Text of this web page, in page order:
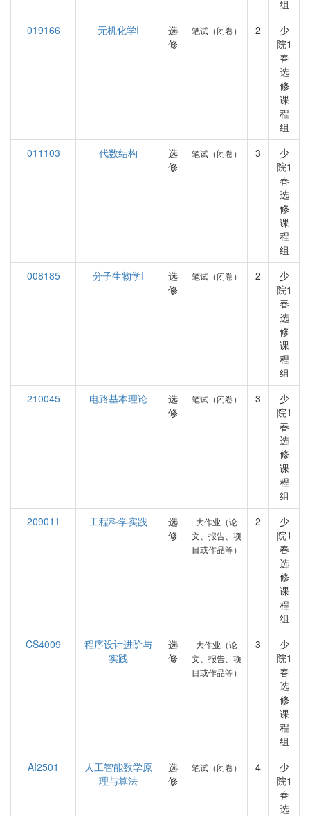
组
019166
无机化学I
选
修
笔试（闭卷） 2
少
院1
春
选
修
课
程
组
011103
代数结构
选
修
笔试（闭卷） 3
少
院1
春
选
修
课
程
组
008185
分子生物学I
选
修
笔试（闭卷） 2
少
院1
春
选
修
课
程
组
210045
电路基本理论
选
修
笔试（闭卷） 3
少
院1
春
选
修
课
程
组
209011
工程科学实践
选
修
大作业（论
文、报告、项
目或作品等）
2
少
院1
春
选
修
课
程
组
CS4009
程序设计进阶与
实践
选
修
大作业（论
文、报告、项
目或作品等）
3
少
院1
春
选
修
课
程
组
AI2501
人工智能数学原
理与算法
选
修
笔试（闭卷） 4
少
院1
春
选